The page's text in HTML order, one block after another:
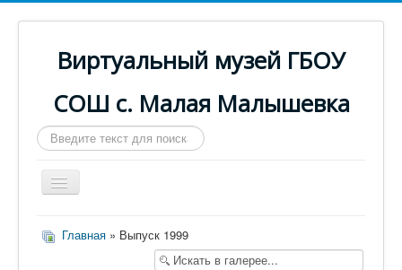
Виртуальный музей ГБОУ
СОШ с. Малая Малышевка
Искать...
Включить/
выключить
Главная
Главная » Выпуск 1999